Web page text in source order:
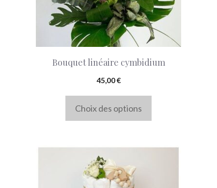
Bouquet linéaire cymbidium
45,00€
Choix des options
choisies